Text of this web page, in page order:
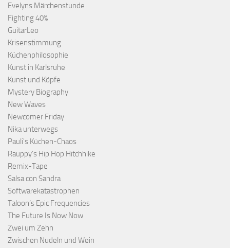
Evelyns Märchenstunde
Fighting 40%
GuitarLeo
Krisenstimmung
Küchenphilosophie
Kunst in Karlsruhe
Kunst und Köpfe
Mystery Biography
New Waves
Newcomer Friday
Nika unterwegs
Pauli's Küchen-Chaos
Rauppy’s Hip Hop Hitchhike
Remix-Tape
Salsa con Sandra
Softwarekatastrophen
Taloon’s Epic Frequencies
The Future Is Now Now
Zwei um Zehn
Zwischen Nudeln und Wein